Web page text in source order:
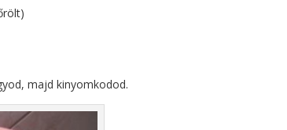
majd kinyomkodod.